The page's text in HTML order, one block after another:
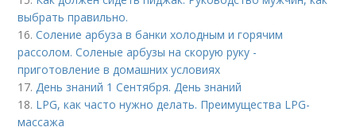
выбрать правильно.
16.Соление арбуза в банки холодным и горячим
рассолом. Соленые арбузы на скорую руку -
приготовление в домашних условиях
17.День знаний 1 Сентября. День знаний
18. LPG, как часто нужно делать. Преимущества LPG-
массажа